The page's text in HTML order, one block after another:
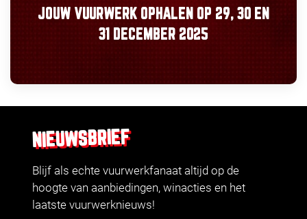
JOUW VUURWERK OPHALEN OP 29, 30 EN
31 DECEMBER 2025
NIEUWSBRIEF
Blijf als echte vuurwerkfanaat altijd op de
hoogte van aanbiedingen, winacties en het
laatste vuurwerknieuws!